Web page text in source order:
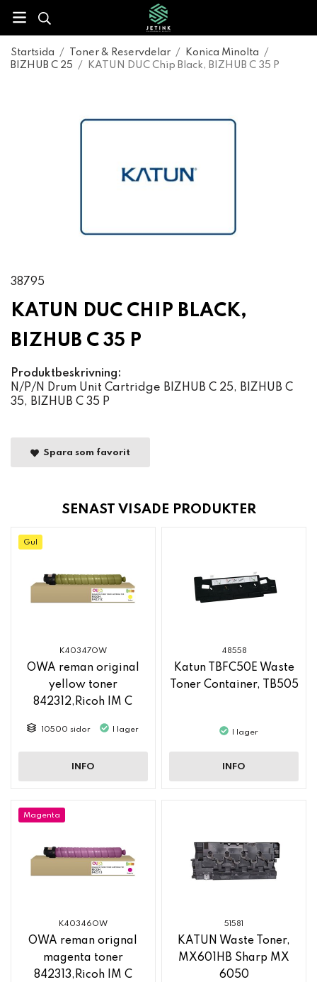
Startsida / Toner & Reservdelar / Konica Minolta
/
BIZHUB C 25
/ KATUN DUC Chip Black, BIZHUB C 35 P
38795
KATUN DUC CHIP BLACK,
BIZHUB C 35 P
Produktbeskrivning:
N/P/N Drum Unit Cartridge BIZHUB C 25, BIZHUB C
35, BIZHUB C 35 P
Spara som favorit
SENAST VISADE PRODUKTER
Gul
K40347OW
OWA reman original
yellow toner
842312,Ricoh IM C
10500 sidor I lager
INFO
48558
Katun TBFC50E Waste
Toner Container, TB505
I lager
INFO
Magenta
K40346OW
OWA reman orignal
magenta toner
842313,Ricoh IM C
51581
KATUN Waste Toner,
MX601HB Sharp MX
6050